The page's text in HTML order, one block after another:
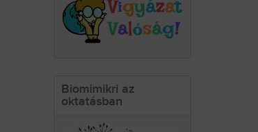
Biomimikri az
oktatásban